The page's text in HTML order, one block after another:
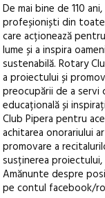
De mai bine de 110
profeșioniști din
care acționează
lume și a inspira
sustenabilă. Rotary
a proiectului și
preocupării de a
educațională și
Club Pipera pentru
achitarea onorariului
promovare a
susținerea
Amănunte despre
pe contul facebook/